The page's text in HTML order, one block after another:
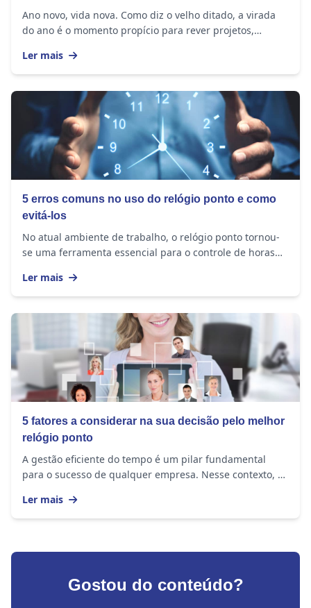
Ano novo, vida nova. Como diz o velho ditado, a virada
do ano é o momento propício para rever projetos,
Ler mais
5 erros comuns no uso do relógio ponto e como
evitá-los
No atual ambiente de trabalho, o relógio ponto tornou-
se uma ferramenta essencial para o controle de horas
Ler mais
5 fatores a considerar na sua decisão pelo melhor
relógio ponto
A gestão eficiente do tempo é um pilar fundamental
para o sucesso de qualquer empresa. Nesse contexto, a
Ler mais
Gostou do conteúdo?